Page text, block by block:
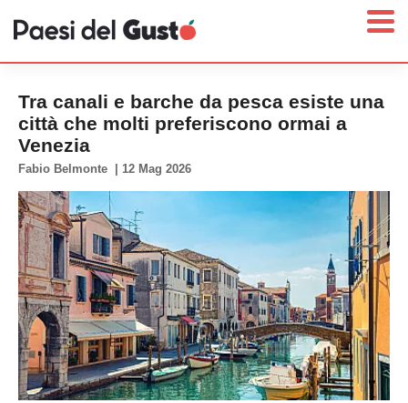
Home
News
Interviste
Territori
Prodotti
Answer
Newsletter
Tra canali e barche da pesca esiste una
città che molti preferiscono ormai a
Venezia
Fabio Belmonte 12 Mag 2026